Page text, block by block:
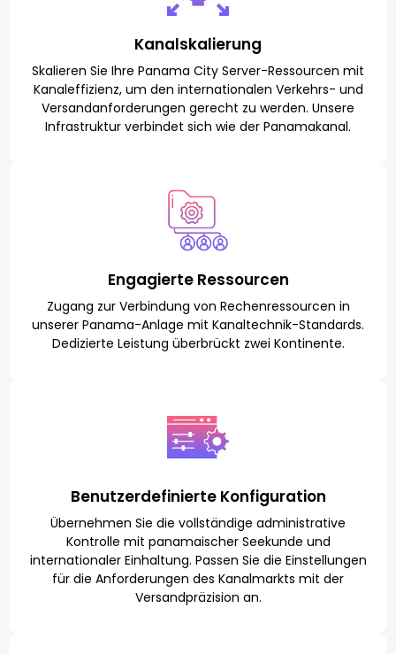
Kanalskalierung
Skalieren Sie Ihre Panama City Server-Ressourcen mit
Kanaleffizienz, um den internationalen Verkehrs- und
Versandanforderungen gerecht zu werden. Unsere
Infrastruktur verbindet sich wie der Panamakanal.
Engagierte Ressourcen
Zugang zur Verbindung von Rechenressourcen in
unserer Panama-Anlage mit Kanaltechnik-Standards.
Dedizierte Leistung überbrückt zwei Kontinente.
Benutzerdefinierte Konfiguration
Übernehmen Sie die vollständige administrative
Kontrolle mit panamaischer Seekunde und
internationaler Einhaltung. Passen Sie die Einstellungen
für die Anforderungen des Kanalmarkts mit der
Versandpräzision an.